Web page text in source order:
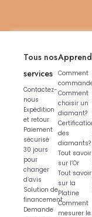
Tous nos
services
Contactez-
nous
Expédition
et retour
Paiement
sécurisé
30 jours
pour
changer
d’avis
Solution de
financement
Demande
Comment
Comment
choisir un
diamant?
des
diamants?
Tout savoir
sur l’Or
Tout savoir
sur la
Platine
Comment
mesurer le